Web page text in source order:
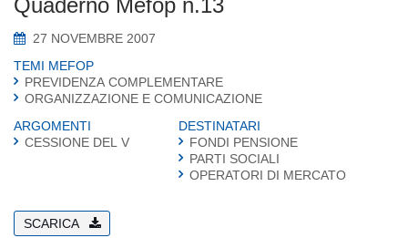
27 NOVEMBRE 2007
TEMI MEFOP
PREVIDENZA COMPLEMENTARE
ORGANIZZAZIONE E COMUNICAZIONE
ARGOMENTI
CESSIONE DEL V
DESTINATARI
FONDI PENSIONE
PARTI SOCIALI
OPERATORI DI MERCATO
SCARICA